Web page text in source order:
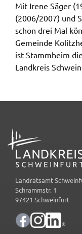
Mit Irene Säger
(2006/2007) und
schon drei Mal
Gemein­de
ist Stamm­heim
Land­kreis
ADRESSE
Landratsamt
Schrammstr. 1
97421 Schweinfurt
Hierbei wird
verwendet,
Speicherung
Wiedergabe
Wiedergabe
sammeln.
USA eine
ermöglichen.
unseren
Anbieter: